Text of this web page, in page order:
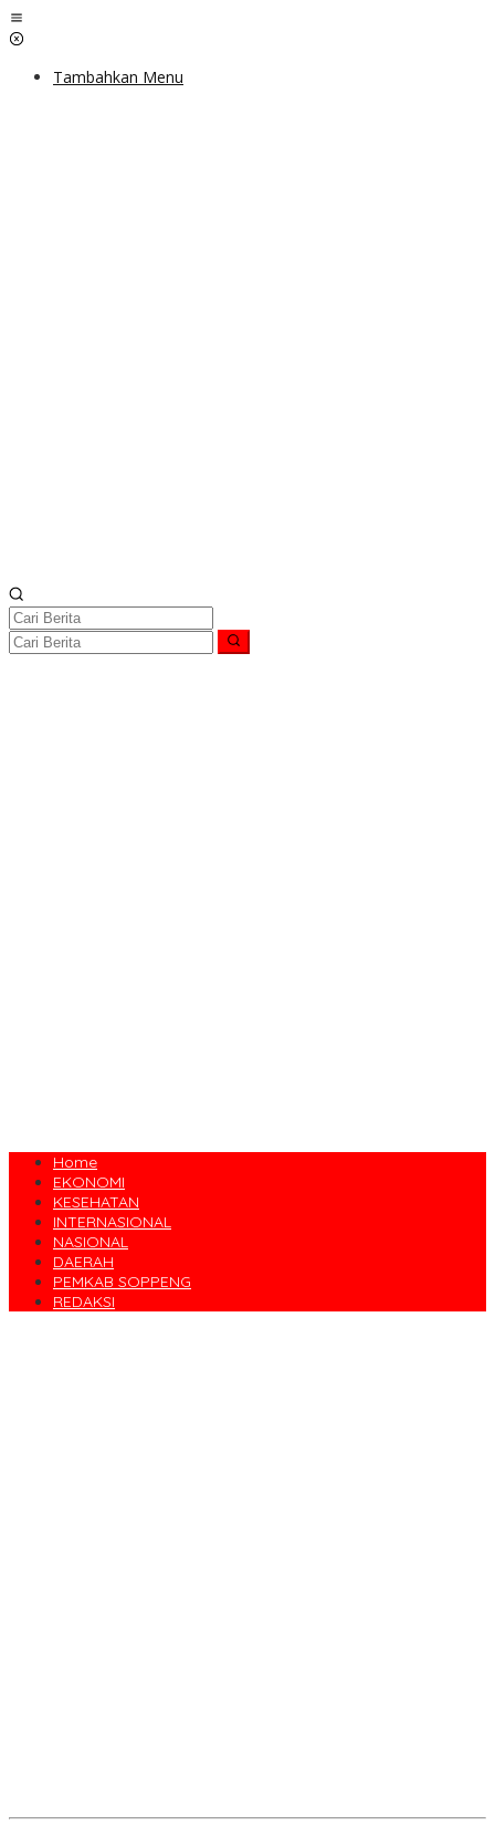
Lewati
ke
Tambahkan Menu
Home
EKONOMI
KESEHATAN
INTERNASIONAL
NASIONAL
DAERAH
PEMKAB SOPPENG
REDAKSI